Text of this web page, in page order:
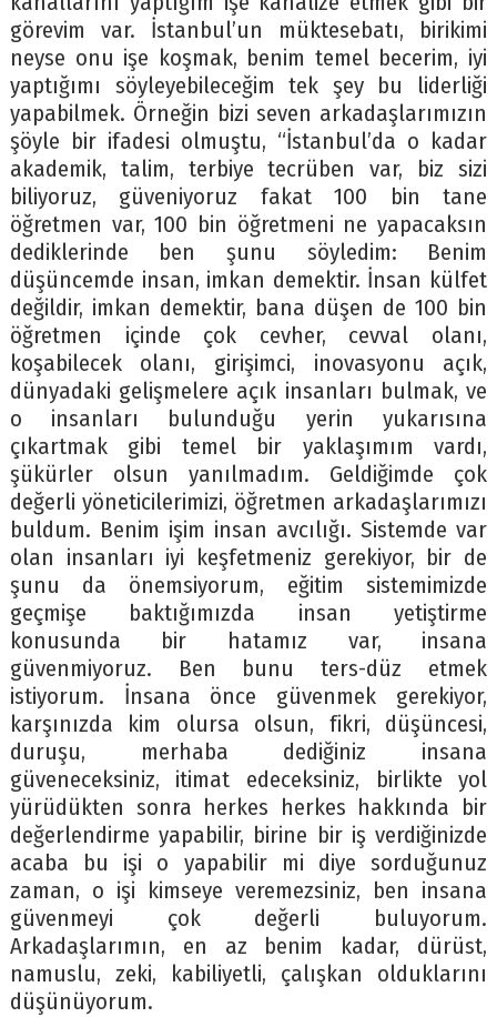
görevim var. İstanbul’un müktesebatı, birikimi
neyse onu işe koşmak, benim temel becerim, iyi
yaptığımı söyleyebileceğim tek şey bu liderliği
yapabilmek. Örneğin bizi seven arkadaşlarımızın
şöyle bir ifadesi olmuştu, “İstanbul’da o kadar
akademik, talim, terbiye tecrüben var, biz sizi
biliyoruz, güveniyoruz fakat 100 bin tane
öğretmen var, 100 bin öğretmeni ne yapacaksın
dediklerinde ben şunu söyledim: Benim
düşüncemde insan, imkan demektir. İnsan külfet
değildir, imkan demektir, bana düşen de 100 bin
öğretmen içinde çok cevher, cevval olanı,
koşabilecek olanı, girişimci, inovasyonu açık,
dünyadaki gelişmelere açık insanları bulmak, ve
o insanları bulunduğu yerin yukarısına
çıkartmak gibi temel bir yaklaşımım vardı,
şükürler olsun yanılmadım. Geldiğimde çok
değerli yöneticilerimizi, öğretmen arkadaşlarımızı
buldum. Benim işim insan avcılığı. Sistemde var
olan insanları iyi keşfetmeniz gerekiyor, bir de
şunu da önemsiyorum, eğitim sistemimizde
geçmişe baktığımızda insan yetiştirme
konusunda bir hatamız var, insana
güvenmiyoruz. Ben bunu ters-düz etmek
istiyorum. İnsana önce güvenmek gerekiyor,
karşınızda kim olursa olsun, fikri, düşüncesi,
duruşu, merhaba dediğiniz insana
güveneceksiniz, itimat edeceksiniz, birlikte yol
yürüdükten sonra herkes herkes hakkında bir
değerlendirme yapabilir, birine bir iş verdiğinizde
acaba bu işi o yapabilir mi diye sorduğunuz
zaman, o işi kimseye veremezsiniz, ben insana
güvenmeyi çok değerli buluyorum.
Arkadaşlarımın, en az benim kadar, dürüst,
namuslu, zeki, kabiliyetli, çalışkan olduklarını
düşünüyorum.